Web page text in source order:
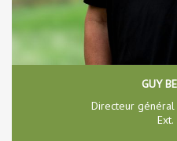
GUY
Directeur général
Ext.